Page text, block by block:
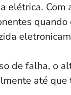
elétrica. Com
de falha, o
até que